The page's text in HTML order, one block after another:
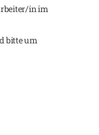
in im
bitte um